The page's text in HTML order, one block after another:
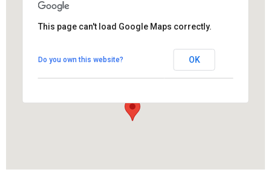
Punt Jove dels Hostalets de Pierola
Anselm Clavé, 6 - Els Hostalets de Pierola
View Events
This page can't load Google Maps correctly.
Do you own this website? OK